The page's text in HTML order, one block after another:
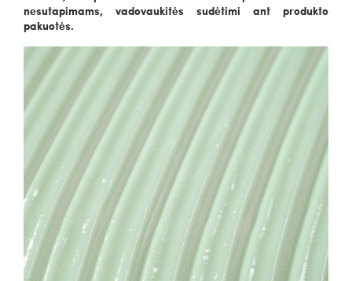
nesutapimams, vadovaukitės sudėtimi ant produkto
pakuotės.